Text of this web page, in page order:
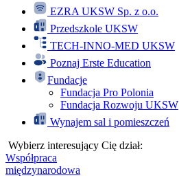
EZRA UKSW Sp. z o.o.
Przedszkole UKSW
TECH-INNO-MED UKSW
Poznaj Erste Education
Fundacje
Fundacja Pro Polonia
Fundacja Rozwoju UKSW
Wynajem sal i pomieszczeń
Wybierz interesujący Cię dział:
Współpraca
międzynarodowa